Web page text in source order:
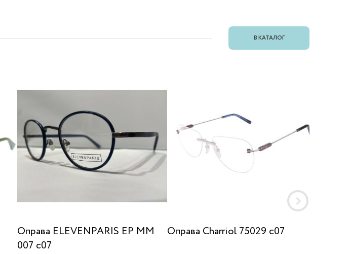
В КАТАЛОГ
Оправа ELEVENPARIS EP MM
007 c07
Оправа Charriol 75029 c07